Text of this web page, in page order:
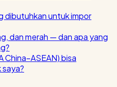
dibutuhkan untuk impor
dan merah — dan apa yang
China–ASEAN) bisa
saya?